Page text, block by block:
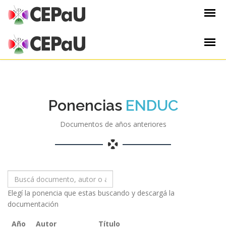
Ponencias ENDUC
Documentos de años anteriores
Elegí la ponencia que estas buscando y descargá la
documentación
Año Autor
Título